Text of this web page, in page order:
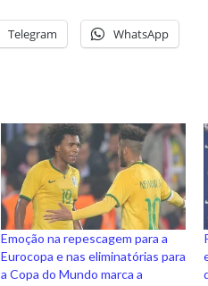
Telegram WhatsApp
Emoção na repescagem para a
Eurocopa e nas eliminatórias para
a Copa do Mundo marca a